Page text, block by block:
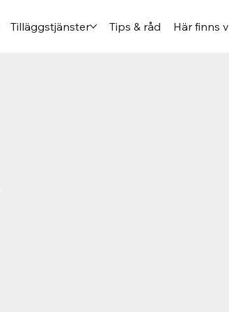
Tilläggstjänster Tips & råd Här finns